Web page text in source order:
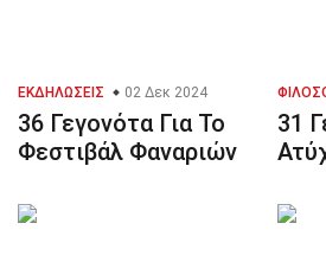
ΕΚΔΗΛΏΣΕΙΣ 02 Δεκ 2024
36 Γεγονότα Για Το
Φεστιβάλ Φαναριών
31